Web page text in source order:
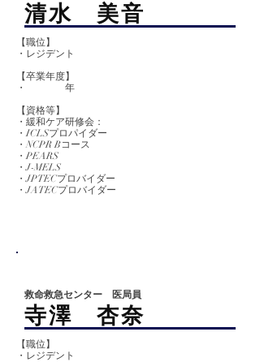
​清水 美音
【職位】
・レジデント
【卒業年度】
​​・ 年
【資格等】
・緩和ケア研修会：
・ICLSプロパイダー
・NCPR Bコース
・PEARS
・J-MELS
・JPTECプロバイダー
・JATECプロバイダー
救命救急センター 医局員
寺澤 杏奈
【職位】
・レジデント